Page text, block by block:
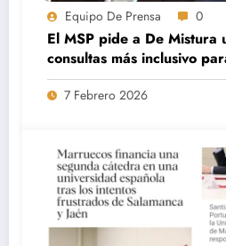
Equipo De Prensa 0
El MSP pide a De Mistura
consultas más inclusivo
nuevo colapso de las
7 Febrero 2026